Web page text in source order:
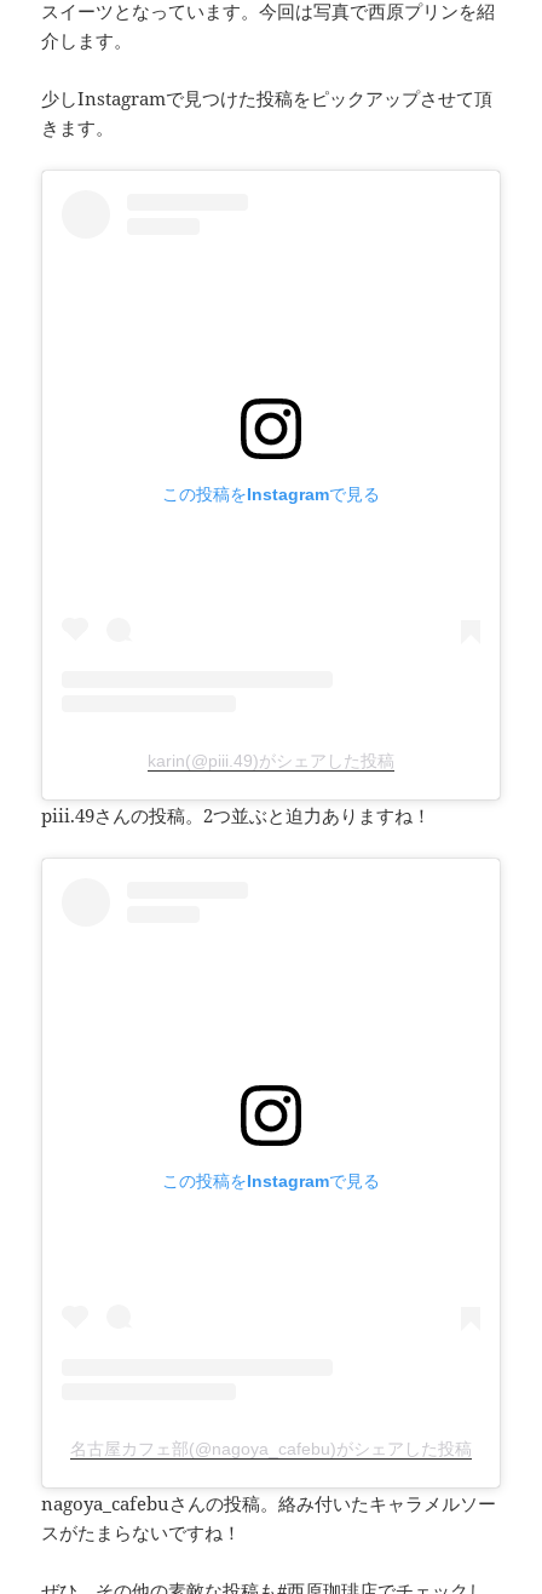
スイーツとなっています。今回は写真で西原プリンを紹
介します。
少しInstagramで見つけた投稿をピックアップさせて頂
きます。
この投稿をInstagramで見る
karin(@piii.49)がシェアした投稿
piii.49さんの投稿。2つ並ぶと迫力ありますね！
この投稿をInstagramで見る
名古屋カフェ部(@nagoya_cafebu)がシェアした投稿
nagoya_cafebuさんの投稿。絡み付いたキャラメルソー
スがたまらないですね！